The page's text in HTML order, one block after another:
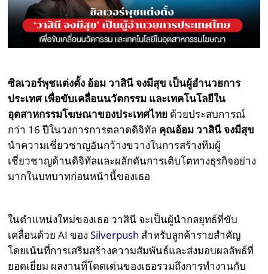
ซิลเวอร์พุชแต่งตั้ง อ้อม วาสินี จงมีสุข เป็นผู้อำนวยการ
ประเทศ เพื่อขับเคลื่อนนวัตกรรม และเทคโนโลยีใน
อุตสาหกรรมโฆษณาของประเทศไทย ด้วยประสบการณ์
กว่า 16 ปีในวงการการตลาดดิจิทัล คุณอ้อม วาสินี จงมีสุข
นำความเชี่ยวชาญอันกว้างขวางในการสร้างทีมผู้
เชี่ยวชาญด้านดิจิทัลและผลักดันการเติบโตทางธุรกิจอย่าง
มากในบทบาทก่อนหน้านี้ของเธอ
ในตำแหน่งใหม่ของเธอ วาสินี จะเป็นผู้นำกลยุทธ์ที่ขับ
เคลื่อนด้วย AI ของSilverpush สำหรับลูกค้ารายสำคัญ
โดยเน้นที่การเสริมสร้างความสัมพันธ์และส่งมอบผลลัพธ์ที่
ยอดเยี่ยม ผลงานที่โดดเด่นของเธอรวมถึงการทำงานกับ